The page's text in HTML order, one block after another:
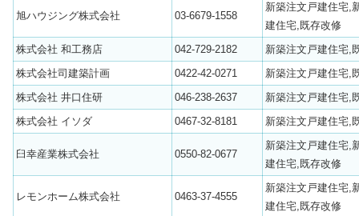
旭ハウジング株式会社 03-6679-1558
新築注文戸建住宅,
建住宅,既存改修
株式会社 和工務店
042-729-2182
新築注文戸建住宅,
株式会社司建築計画
0422-42-0271
新築注文戸建住宅,
株式会社 井口住研
046-238-2637
新築注文戸建住宅,
株式会社 イソダ
0467-32-8181 新築注文戸建住宅,
臼幸産業株式会社 0550-82-0677
新築注文戸建住宅,
建住宅,既存改修
レモンホーム株式会社 0463-37-4555
新築注文戸建住宅,
建住宅,既存改修